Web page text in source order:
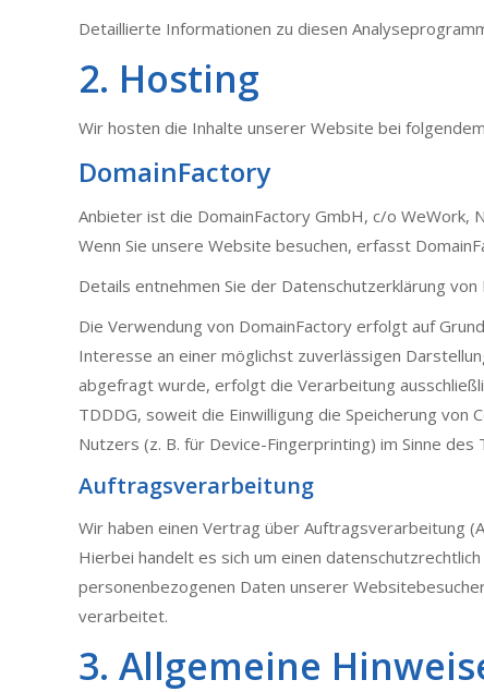
Detaillierte Informationen zu diesen
2. Hosting
Wir hosten die Inhalte unserer Website bei
DomainFactory
Anbieter ist die DomainFactory GmbH, c/o WeWork,
Wenn Sie unsere Website besuchen, erfasst
Details entnehmen Sie der Datenschutzerklärung von
Die Verwendung von DomainFactory erfolgt auf
Interesse an einer möglichst zuverlässigen
abgefragt wurde, erfolgt die Verarbeitung
TDDDG, soweit die Einwilligung die Speicherung
Nutzers (z. B. für Device-Fingerprinting) im Sinne
Auftragsverarbeitung
Wir haben einen Vertrag über Auftragsverarbeitung
Hierbei handelt es sich um einen
personenbezogenen Daten unserer
verarbeitet.
3. Allgemeine